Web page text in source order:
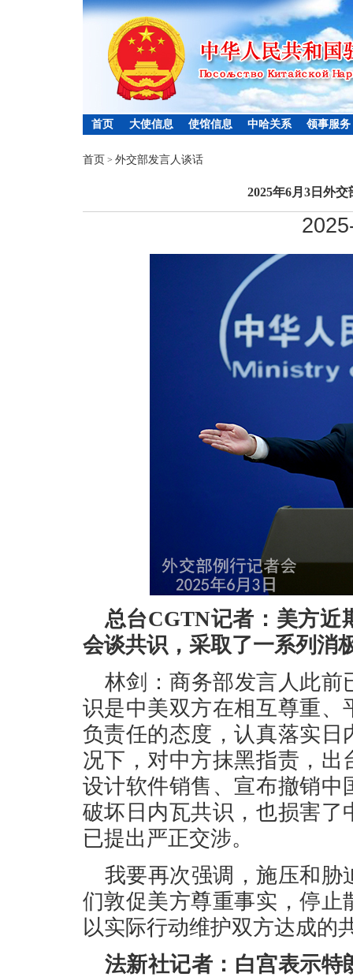
首页 大使信息 使馆信息 中哈关系 领事服务
首页 > 外交部发言人谈话
2025年6月3日外
总台CGTN记者：美方近
会谈共识，采取了一系列消
林剑：商务部发言人此
识是中美双方在相互尊重
负责任的态度，认真落实
况下，对中方抹黑指责，
设计软件销售、宣布撤销
破坏日内瓦共识，也损害
已提出严正交涉。
我要再次强调，施压和
们敦促美方尊重事实，停
以实际行动维护双方达成的
法新社记者：白宫表示